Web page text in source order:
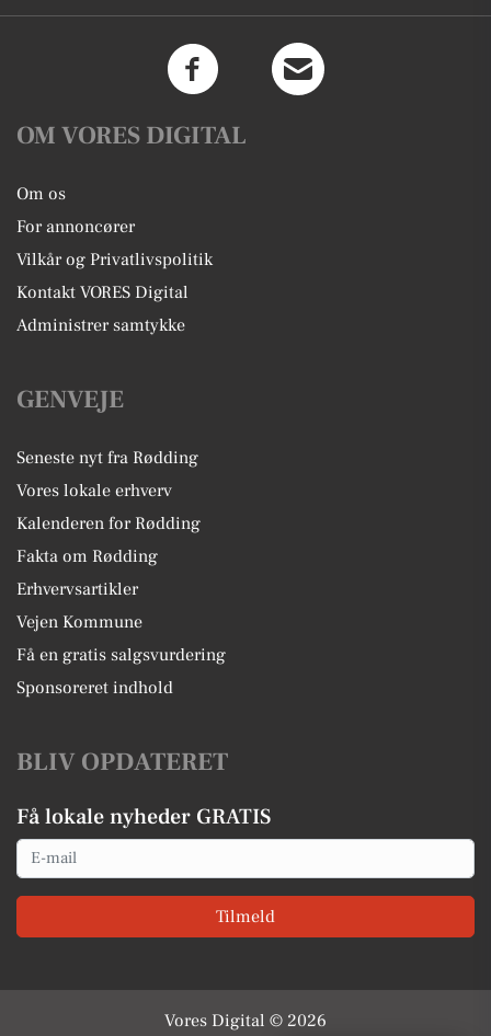
OM VORES DIGITAL
Om os
For annoncører
Vilkår og Privatlivspolitik
Kontakt VORES Digital
Administrer samtykke
GENVEJE
Seneste nyt fra Rødding
Vores lokale erhverv
Kalenderen for Rødding
Fakta om Rødding
Erhvervsartikler
Vejen Kommune
Få en gratis salgsvurdering
Sponsoreret indhold
BLIV OPDATERET
Få lokale nyheder GRATIS
Email
Tilmeld
Vores Digital © 2026